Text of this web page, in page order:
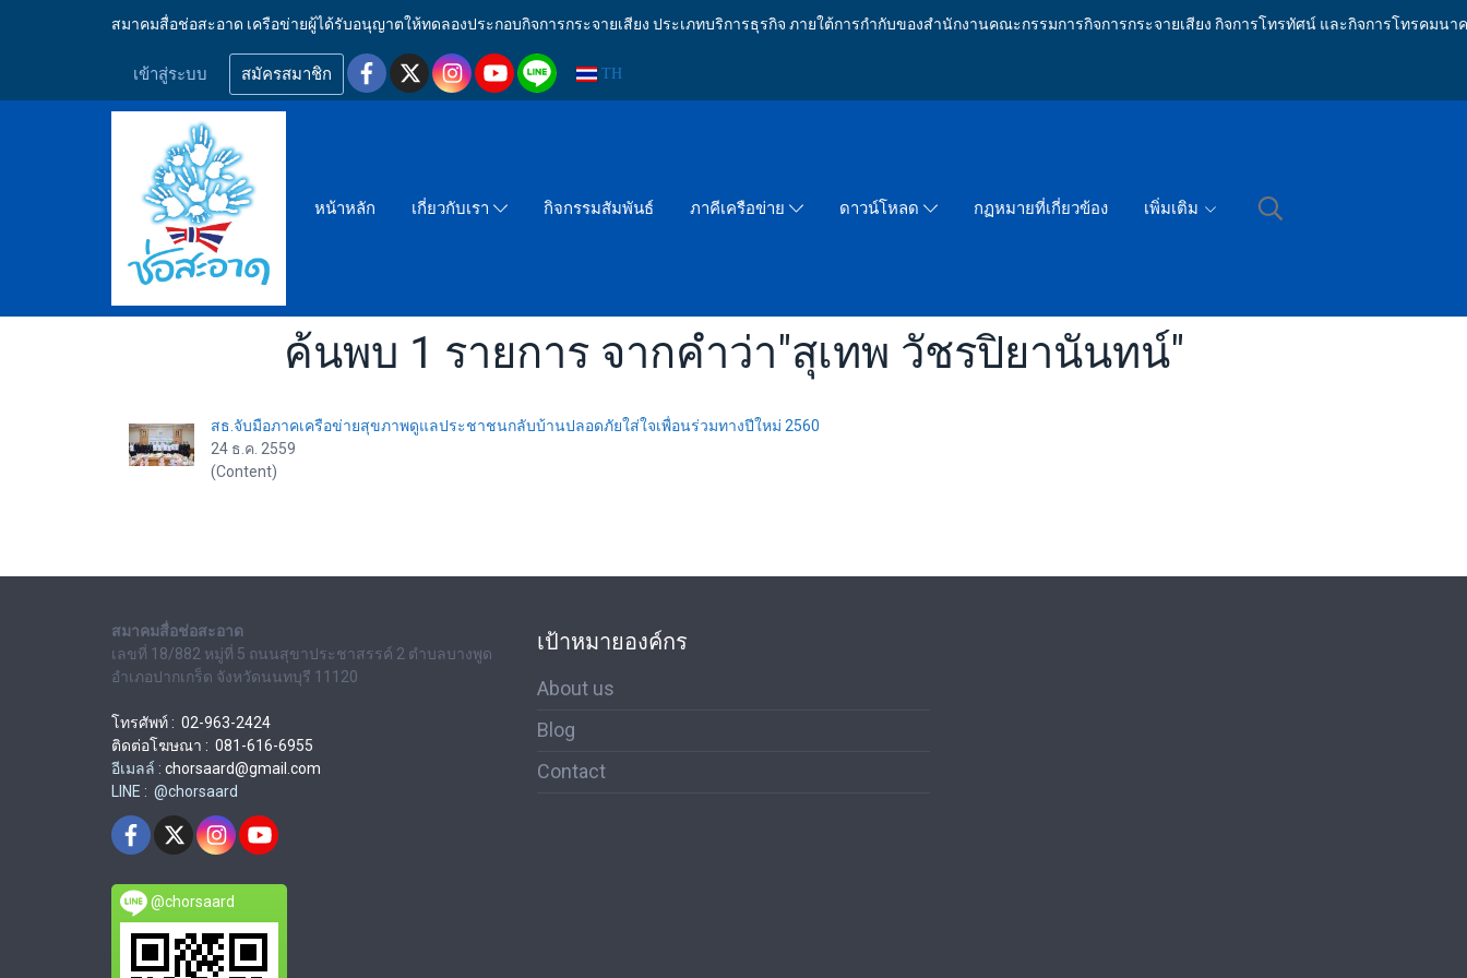
สมาคมสื่อช่อสะอาด เครือข่ายผู้ได้รับอนุญาตให้ทดลองประกอบกิจการกระจายเสียง ประเภทบริการธุรกิจ ภายใต้การกำกับของสำนักงานคณะกรรมการกิจการกระจายเสียง กิจการโทรทัศน์ และกิจการโทรคมนา
เข้าสู่ระบบ สมัครสมาชิก TH
หน้าหลัก เกี่ยวกับเรา กิจกรรมสัมพันธ์ ภาคีเครือข่าย ดาวน์โหลด กฏหมายที่เกี่ยวข้อง เพิ่มเติม
ค้นพบ 1 รายการ จากคำว่า"สุเทพ วัชรปิยานันทน์"
สธ.จับมือภาคเครือข่ายสุขภาพดูแลประชาชนกลับบ้านปลอดภัยใส่ใจเพื่อนร่วมทางปีใหม่ 2560
24 ธ.ค. 2559
(Content)
สมาคมสื่อช่อสะอาด
เลขที่ 18/882 หมู่ที่ 5 ถนนสุขาประชาสรรค์ 2 ตำบลบางพูด
อำเภอปากเกร็ด จังหวัดนนทบุรี 11120
โทรศัพท์ : 02-963-2424
ติดต่อโฆษณา : 081-616-6955
อีเมลล์ : chorsaard@gmail.com
LINE : @chorsaard
@chorsaard
เป้าหมายองค์กร
About us
Blog
Contact